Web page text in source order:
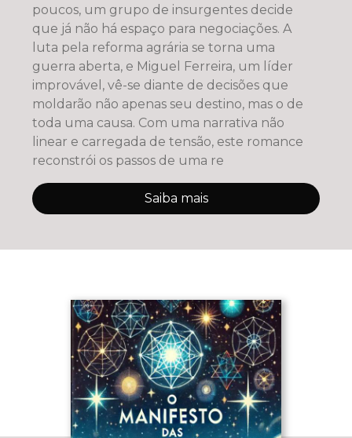
poucos, um grupo de insurgentes decide
que já não há espaço para negociações. A
luta pela reforma agrária se torna uma
guerra aberta, e Miguel Ferreira, um líder
improvável, vê-se diante de decisões que
moldarão não apenas seu destino, mas o de
toda uma causa. Com uma narrativa não
linear e carregada de tensão, este romance
reconstrói os passos de uma re
Saiba mais